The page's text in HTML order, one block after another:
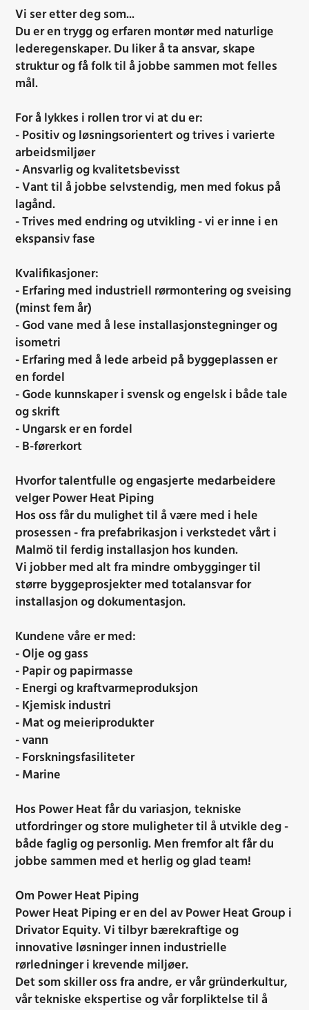
Vi ser etter deg som...
Du er en trygg og erfaren montør med naturlige
lederegenskaper. Du liker å ta ansvar, skape
struktur og få folk til å jobbe sammen mot felles
mål.
For å lykkes i rollen tror vi at du er:
- Positiv og løsningsorientert og trives i varierte
arbeidsmiljøer
- Ansvarlig og kvalitetsbevisst
- Vant til å jobbe selvstendig, men med fokus på
lagånd.
- Trives med endring og utvikling - vi er inne i en
ekspansiv fase
Kvalifikasjoner:
- Erfaring med industriell rørmontering og sveising
(minst fem år)
- God vane med å lese installasjonstegninger og
isometri
- Erfaring med å lede arbeid på byggeplassen er
en fordel
- Gode kunnskaper i svensk og engelsk i både tale
og skrift
- Ungarsk er en fordel
- B-førerkort
Hvorfor talentfulle og engasjerte medarbeidere
velger Power Heat Piping
Hos oss får du mulighet til å være med i hele
prosessen - fra prefabrikasjon i verkstedet vårt i
Malmö til ferdig installasjon hos kunden.
Vi jobber med alt fra mindre ombygginger til
større byggeprosjekter med totalansvar for
installasjon og dokumentasjon.
Kundene våre er med:
- Olje og gass
- Papir og papirmasse
- Energi og kraftvarmeproduksjon
- Kjemisk industri
- Mat og meieriprodukter
- vann
- Forskningsfasiliteter
- Marine
Hos Power Heat får du variasjon, tekniske
utfordringer og store muligheter til å utvikle deg -
både faglig og personlig. Men fremfor alt får du
jobbe sammen med et herlig og glad team!
Om Power Heat Piping
Power Heat Piping er en del av Power Heat Group i
Drivator Equity. Vi tilbyr bærekraftige og
innovative løsninger innen industrielle
rørledninger i krevende miljøer.
Det som skiller oss fra andre, er vår gründerkultur,
vår tekniske ekspertise og vår forpliktelse til å